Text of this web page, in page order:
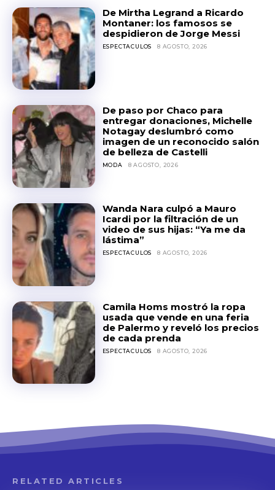
De Mirtha Legrand a Ricardo
Montaner: los famosos se
despidieron de Jorge Messi
ESPECTACULOS 8 AGOSTO, 2026
De paso por Chaco para
entregar donaciones, Michelle
Notagay deslumbró como
imagen de un reconocido salón
de belleza de Castelli
MODA 8 AGOSTO, 2026
Wanda Nara culpó a Mauro
Icardi por la filtración de un
video de sus hijas: “Ya me da
lástima”
ESPECTACULOS 8 AGOSTO, 2026
Camila Homs mostró la ropa
usada que vende en una feria
de Palermo y reveló los precios
de cada prenda
ESPECTACULOS 8 AGOSTO, 2026
RELATED ARTICLES